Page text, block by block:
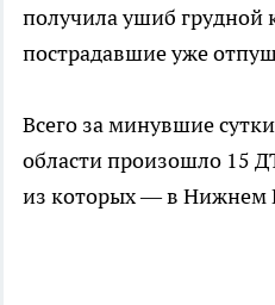
получила ушиб грудной
пострадавшие уже
Всего за минувшие
области произошло 15
из которых — в Нижнем